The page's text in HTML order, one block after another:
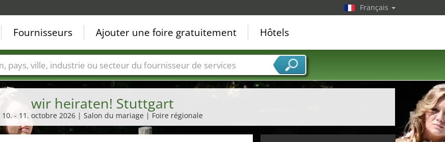
wir heiraten! Stuttgart
10. - 11. octobre 2026 | Salon du mariage | Foire régionale
Français
Fournisseurs Ajouter une foire gratuitement Hôtels
Villes Secteurs de foire Secteurs du fournisseur de services